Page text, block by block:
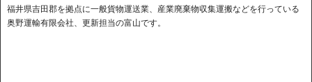
福井県吉田郡を拠点に一般貨物運送業、産業廃棄物収集運搬などを行っている
奥野運輸有限会社、更新担当の富山です。